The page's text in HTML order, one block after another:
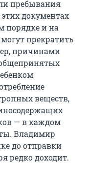
пребывания
документах
порядке и на
прекратить
причинами
веществ,
— в каждом
Владимир
до отправки
редко доходит.